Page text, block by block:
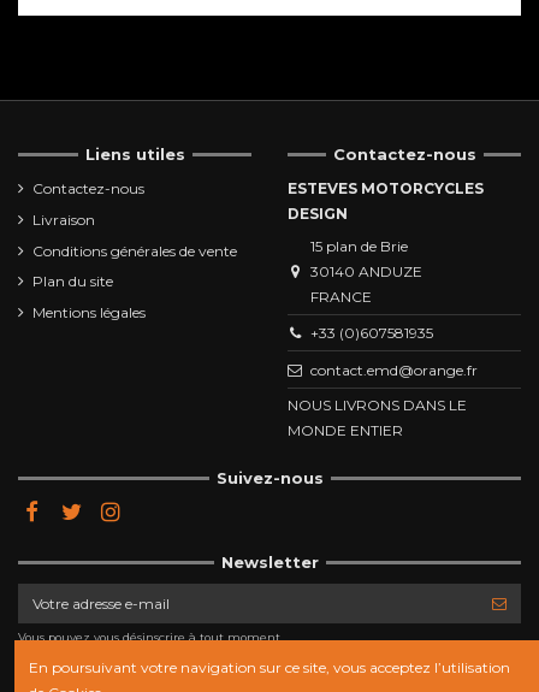
Liens utiles
Contactez-nous
Livraison
Conditions générales de vente
Plan du site
Mentions légales
Contactez-nous
ESTEVES MOTORCYCLES
DESIGN
15 plan de Brie
30140 ANDUZE
FRANCE
+33 (0)607581935
contact.emd@orange.fr
NOUS LIVRONS DANS LE
MONDE ENTIER
Suivez-nous
Newsletter
Vous pouvez vous désinscrire à tout moment.
contact dans les conditions d'utilisation du site.
En poursuivant votre navigation sur ce site, vous acceptez l’utilisation